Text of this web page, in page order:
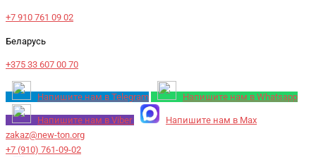
+7 910 761 09 02
Беларусь
+375 33 607 00 70
Напишите нам в Telegram Напишите нам в Whatsapp
Напишите нам в Viber
Напишите нам в Max
zakaz@new-ton.org
+7 (910) 761-09-02